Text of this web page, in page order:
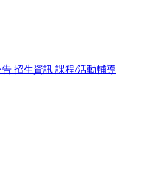
告 招生資訊 課程/活動輔導